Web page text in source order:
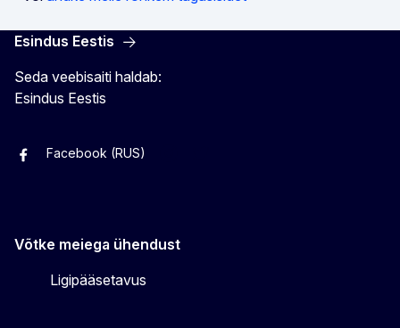
Esindus Eestis
Seda veebisaiti haldab:
Esindus Eestis
Facebook (EST)
Facebook (RUS)
Võtke meiega ühendust
Ligipääsetavus